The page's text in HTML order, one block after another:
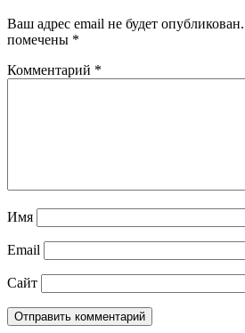
Ваш адрес email не будет опубликован.
помечены *
Комментарий *
Имя
Email
Сайт